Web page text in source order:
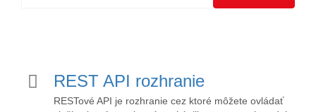
REST API rozhranie
RESTové API je rozhranie cez ktoré môžete ovládať